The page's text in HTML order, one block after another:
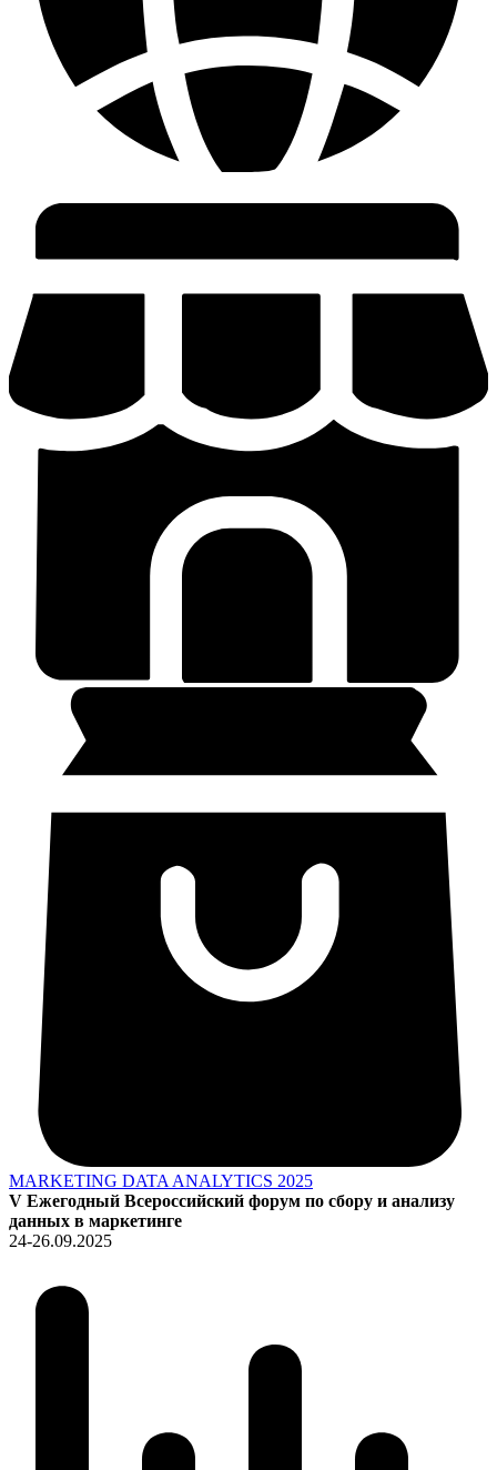
MARKETING DATA ANALYTICS 2025
V Ежегодный Всероссийский форум по сбору и анализу
данных в маркетинге
24-26.09.2025